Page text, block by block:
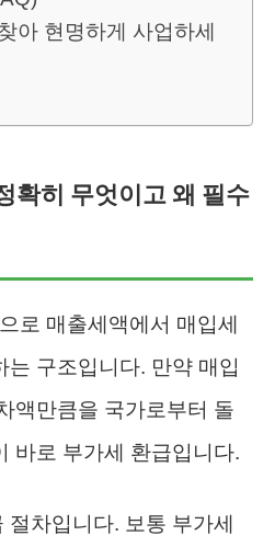
아 현명하게 사업하세
확히 무엇이고 왜 필수
로 매출세액에서 매입세
는 구조입니다. 만약 매입
액만큼을 국가로부터 돌
바로 부가세 환급입니다.
절차입니다. 보통 부가세